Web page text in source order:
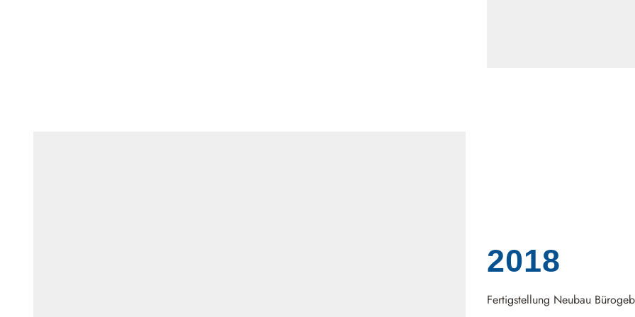
2018
Fertigstellung Neubau